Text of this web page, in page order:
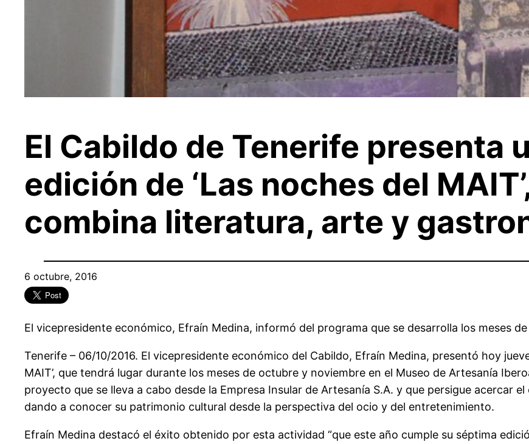
El Cabildo de Tenerife presenta
edición de ‘Las noches del
combina literatura, arte y
6 octubre, 2016
El vicepresidente económico, Efraín Medina, informó del programa que se desarrolla los meses
Tenerife – 06/10/2016. El vicepresidente económico del Cabildo, Efraín Medina, presentó hoy
MAIT’, que tendrá lugar durante los meses de octubre y noviembre en el Museo de Artesanía
proyecto que se lleva a cabo desde la Empresa Insular de Artesanía S.A. y que persigue acercar
dando a conocer su patrimonio cultural desde la perspectiva del ocio y del entretenimiento.
Efraín Medina destacó el éxito obtenido por esta actividad “que este año cumple su séptima